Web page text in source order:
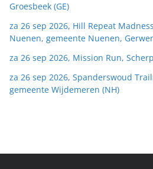
Groesbeek (GE)
za 26 sep 2026, Hill Repeat
Nuenen, gemeente Nuenen,
za 26 sep 2026, Mission Run,
za 26 sep 2026, Spanderswoud
gemeente Wijdemeren (NH)